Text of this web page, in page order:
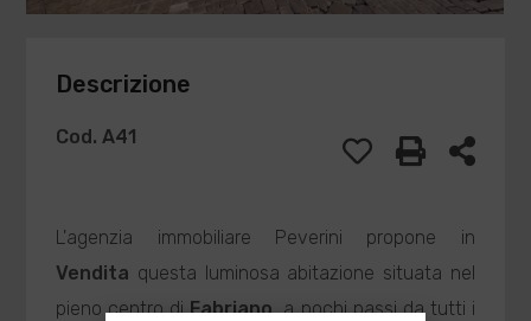
Descrizione
Cod. A41
L'agenzia immobiliare Peverini propone in
Vendita questa luminosa abitazione situata nel
pieno centro diFabriano, a pochi passi da tutti i